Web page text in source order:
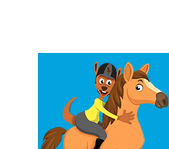
actualités
Contact
Télécharger